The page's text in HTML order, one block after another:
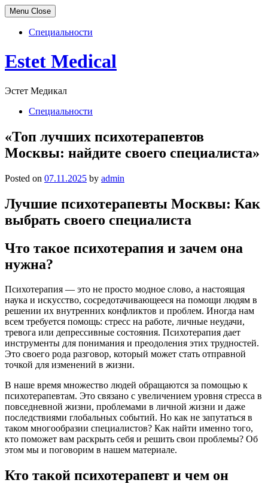
Menu Close
Специальности
Skip
to
Estet Medical
Эстет Медикал
Специальности
«Топ лучших психотерапевтов
Москвы: найдите своего специалиста»
Posted on 07.11.2025 by admin
Лучшие психотерапевты Москвы: Как
выбрать своего специалиста
Что такое психотерапия и зачем она
нужна?
Психотерапия — это не просто модное слово, а настоящая
наука и искусство, сосредотачивающееся на помощи людям в
решении их внутренних конфликтов и проблем. Иногда нам
всем требуется помощь: стресс на работе, личные неудачи,
тревога или депрессивные состояния. Психотерапия дает
инструменты для понимания и преодоления этих трудностей.
Это своего рода разговор, который может стать отправной
точкой для изменений в жизни.
В наше время множество людей обращаются за помощью к
психотерапевтам. Это связано с увеличением уровня стресса в
повседневной жизни, проблемами в личной жизни и даже
последствиями глобальных событий. Но как не запутаться в
таком многообразии специалистов? Как найти именно того,
кто поможет вам раскрыть себя и решить свои проблемы? Об
этом мы и поговорим в нашем материале.
Кто такой психотерапевт и чем он